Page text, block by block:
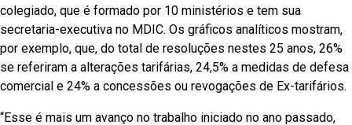
colegiado, que é formado por 10 ministérios e tem sua
secretaria-executiva no MDIC. Os gráficos analíticos mostram,
por exemplo, que, do total de resoluções nestes 25 anos, 26%
se referiram a alterações tarifárias, 24,5% a medidas de defesa
comercial e 24% a concessões ou revogações de Ex-tarifários.
“Esse é mais um avanço no trabalho iniciado no ano passado,